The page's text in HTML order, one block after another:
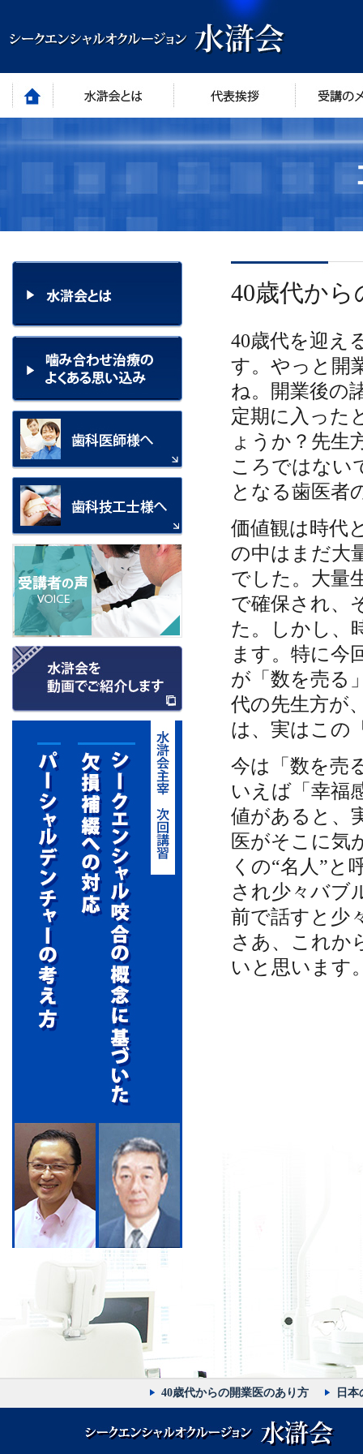
40歳代か
40歳代を迎え
す。やっと開
ね。開業後の
定期に入った
ょうか？先生
ころではない
となる歯医者
価値観は時代
の中はまだ大
でした。大量
で確保され、
た。しかし、
ます。特に今
が「数を売る
代の先生方が
は、実はこの
今は「数を売
いえば「幸福
値があると、
医がそこに気
くの“名人”と
され少々バブ
前で話すと少
さあ、これか
いと思います
40歳代からの開業医のあり方 日